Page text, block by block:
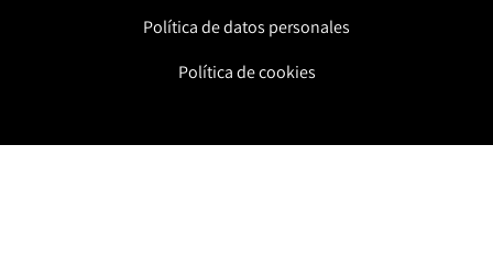
Política de datos personales
Política de cookies